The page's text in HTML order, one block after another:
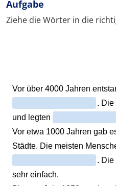
Aufgabe
Ziehe die Wörter in die